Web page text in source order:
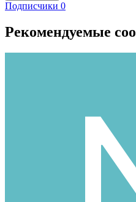
Подписчики 0
Рекомендуемые